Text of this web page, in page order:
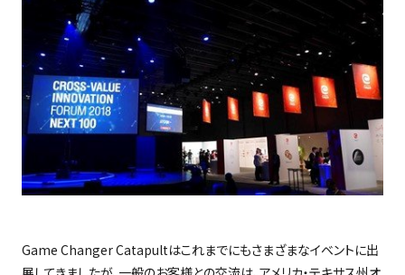
Game Changer Catapultはこれまでにもさまざまなイベントに出